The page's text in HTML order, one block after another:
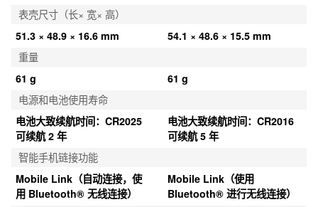
表壳尺寸（长× 宽× 高）
51.3 × 48.9 × 16.6 mm
54.1 × 48.6 × 15.5 mm
重量
61 g
61 g
电源和电池使用寿命
电池大致续航时间：CR2025
可续航 2 年
电池大致续航时间：CR2016
可续航 5 年
智能手机链接功能
Mobile Link（自动连接，使
用 Bluetooth® 无线连接）
Mobile Link（使用
Bluetooth® 进行无线连接）